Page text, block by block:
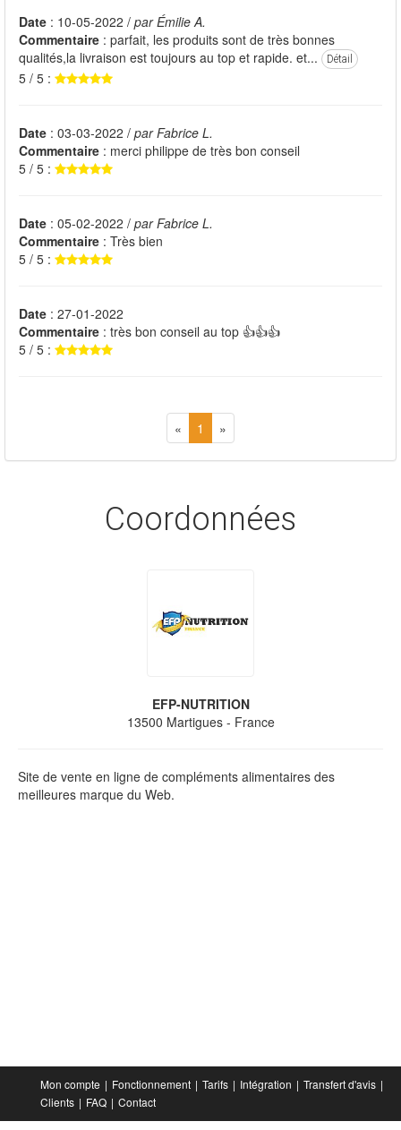
Date : 10-05-2022 / par Émilie A.
Commentaire : parfait, les produits sont de très bonnes
qualités,la livraison est toujours au top et rapide. et...
Détail
5 / 5 :
Date : 03-03-2022 / par Fabrice L.
Commentaire : merci philippe de très bon conseil
5 / 5 :
Date : 05-02-2022 / par Fabrice L.
Commentaire : Très bien
5 / 5 :
Date : 27-01-2022
Commentaire : très bon conseil au top 👍👍👍
5 / 5 :
« 1 »
Coordonnées
EFP-NUTRITION
13500 Martigues- France
Site de vente en ligne de compléments alimentaires des
meilleures marque du Web.
Mon compte Fonctionnement Tarifs Intégration
Transfert d'avis
Clients
FAQ Contact